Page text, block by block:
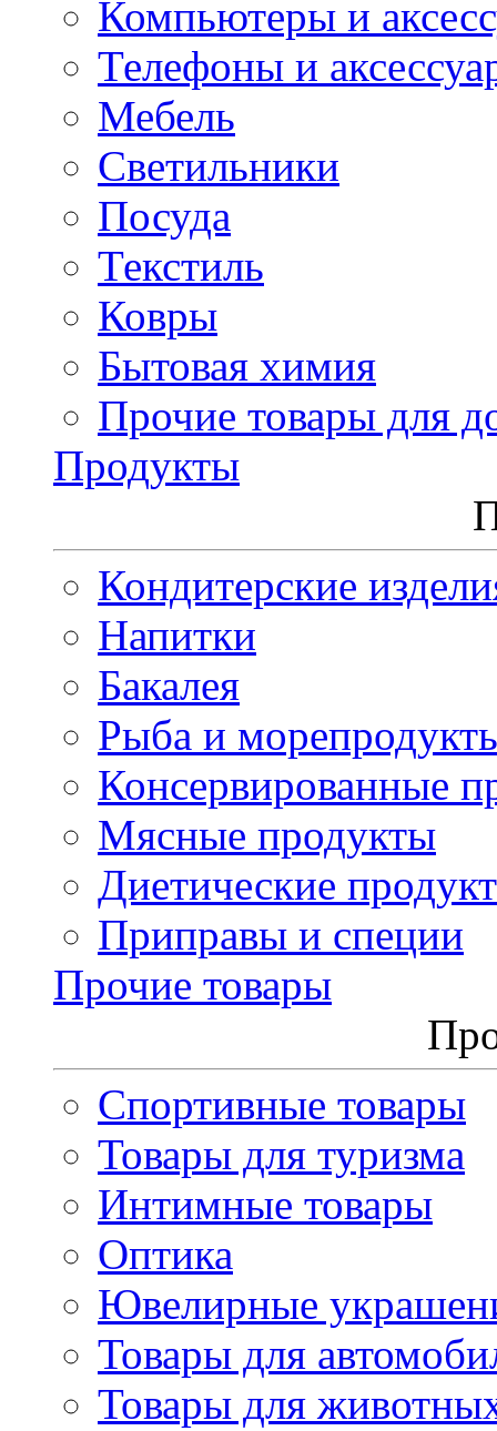
Компьютеры и
Телефоны и
Мебель
Светильники
Посуда
Текстиль
Ковры
Бытовая химия
Прочие товары для
Продукты
Кондитерские
Напитки
Бакалея
Рыба и
Консервированные
Мясные продукты
Диетические
Приправы и специи
Прочие товары
Спортивные товары
Товары для туризма
Интимные товары
Оптика
Ювелирные
Товары для
Товары для